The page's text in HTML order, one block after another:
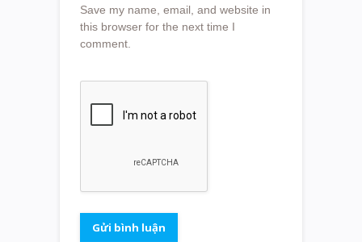
Save my name, email, and website in
this browser for the next time I
comment.